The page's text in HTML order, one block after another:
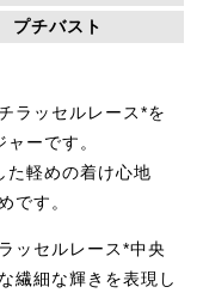
プチバスト
ラッセルレース*を
ーです。
た軽めの着け心地
です。
ッセルレース*中央
繊細な輝きを表現し